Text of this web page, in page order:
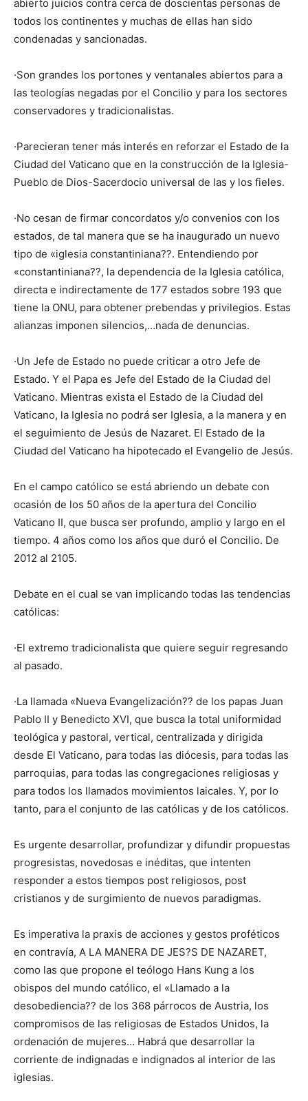
abierto juicios contra cerca de doscientas personas de
todos los continentes y muchas de ellas han sido
condenadas y sancionadas.
·Son grandes los portones y ventanales abiertos para a
las teologías negadas por el Concilio y para los sectores
conservadores y tradicionalistas.
·Parecieran tener más interés en reforzar el Estado de la
Ciudad del Vaticano que en la construcción de la Iglesia-
Pueblo de Dios-Sacerdocio universal de las y los fieles.
·No cesan de firmar concordatos y/o convenios con los
estados, de tal manera que se ha inaugurado un nuevo
tipo de «iglesia constantiniana??. Entendiendo por
«constantiniana??, la dependencia de la Iglesia católica,
directa e indirectamente de 177 estados sobre 193 que
tiene la ONU, para obtener prebendas y privilegios. Estas
alianzas imponen silencios,…nada de denuncias.
·Un Jefe de Estado no puede criticar a otro Jefe de
Estado. Y el Papa es Jefe del Estado de la Ciudad del
Vaticano. Mientras exista el Estado de la Ciudad del
Vaticano, la Iglesia no podrá ser Iglesia, a la manera y en
el seguimiento de Jesús de Nazaret. El Estado de la
Ciudad del Vaticano ha hipotecado el Evangelio de Jesús.
En el campo católico se está abriendo un debate con
ocasión de los 50 años de la apertura del Concilio
Vaticano II, que busca ser profundo, amplio y largo en el
tiempo. 4 años como los años que duró el Concilio. De
2012 al 2105.
Debate en el cual se van implicando todas las tendencias
católicas:
·El extremo tradicionalista que quiere seguir regresando
al pasado.
·La llamada «Nueva Evangelización?? de los papas Juan
Pablo II y Benedicto XVI, que busca la total uniformidad
teológica y pastoral, vertical, centralizada y dirigida
desde El Vaticano, para todas las diócesis, para todas las
parroquias, para todas las congregaciones religiosas y
para todos los llamados movimientos laicales. Y, por lo
tanto, para el conjunto de las católicas y de los católicos.
Es urgente desarrollar, profundizar y difundir propuestas
progresistas, novedosas e inéditas, que intenten
responder a estos tiempos post religiosos, post
cristianos y de surgimiento de nuevos paradigmas.
Es imperativa la praxis de acciones y gestos proféticos
en contravía, A LA MANERA DE JES?S DE NAZARET,
como las que propone el teólogo Hans Kung a los
obispos del mundo católico, el «Llamado a la
desobediencia?? de los 368 párrocos de Austria, los
compromisos de las religiosas de Estados Unidos, la
ordenación de mujeres… Habrá que desarrollar la
corriente de indignadas e indignados al interior de las
iglesias.